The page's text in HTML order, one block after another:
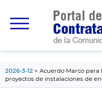
principal
2026-3-12
Acuerdo Marco para
proyectos de instalaciones de